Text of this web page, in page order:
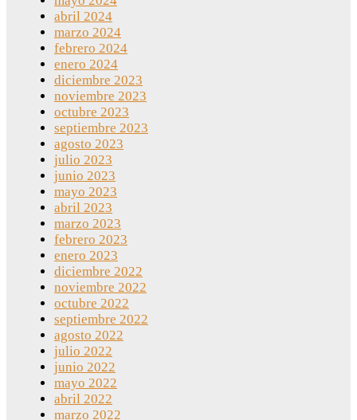
abril 2024
marzo 2024
febrero 2024
enero 2024
diciembre 2023
noviembre 2023
octubre 2023
septiembre 2023
agosto 2023
julio 2023
junio 2023
mayo 2023
abril 2023
marzo 2023
febrero 2023
enero 2023
diciembre 2022
noviembre 2022
octubre 2022
septiembre 2022
agosto 2022
julio 2022
junio 2022
mayo 2022
abril 2022
marzo 2022